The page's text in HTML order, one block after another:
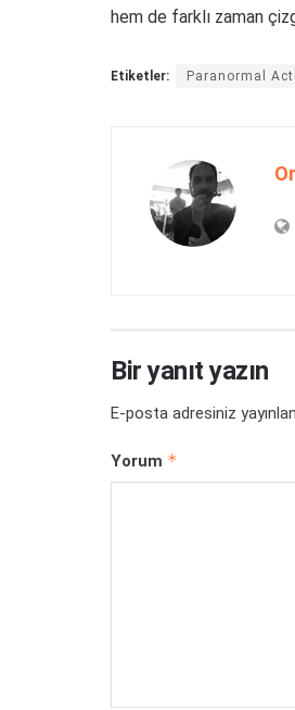
hem de farklı zaman
Etiketler: Paranormal
Bir yanıt yazın
E-posta adresiniz
Yorum *